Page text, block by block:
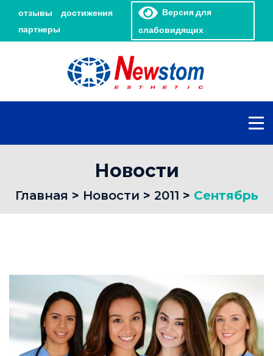
отзывы
достижения
партнеры
Версия для
слабовидящих
Новости
Главная > Новости > 2011 > Сентябрь